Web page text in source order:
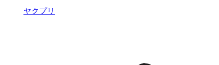
ヤクプリ